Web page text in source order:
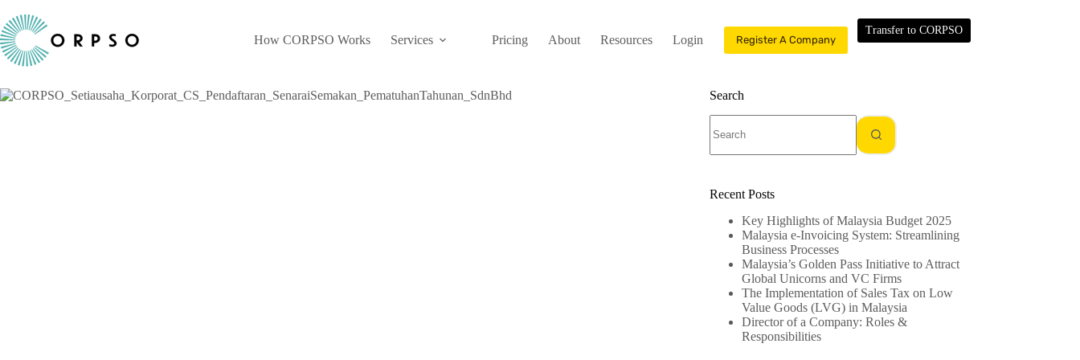
to
content
How CORPSO Works Services Pricing About Resources Login Register A Company
Transfer to CORPSO
Search
results
Recent Posts
Key Highlights of Malaysia Budget 2025
Malaysia e-Invoicing System: Streamlining
Business Processes
Malaysia’s Golden Pass Initiative to Attract
Global Unicorns and VC Firms
The Implementation of Sales Tax on Low
Value Goods (LVG) in Malaysia
Director of a Company: Roles &
Responsibilities